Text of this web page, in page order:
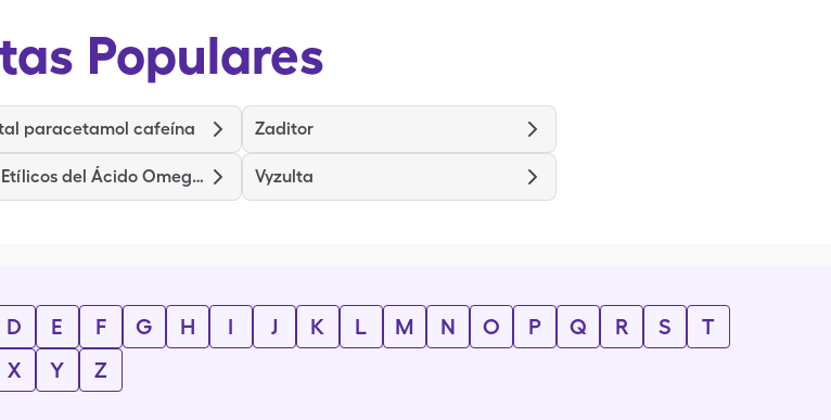
Populares
paracetamol cafeína Zaditor
Ésteres Etílicos del Ácido Omega 3 Vyzulta
D E F G H I J K L M N O P Q R S
T
X Y Z